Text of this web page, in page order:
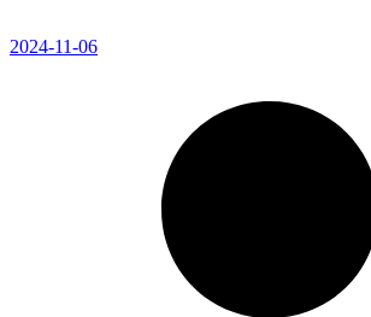
2024-11-06